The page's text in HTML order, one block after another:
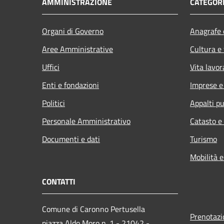
Organi di Governo
Aree Amministrative
Uffici
Enti e fondazioni
Politici
Personale Amministrativo
Documenti e dati
Cultura
Vita
Imprese
Appalti
Catasto
Turismo
Mobilità
CONTATTI
Comune di Caronno Pertusella